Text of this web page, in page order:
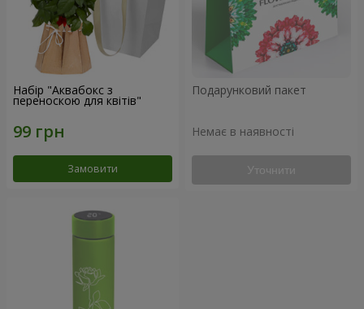
Набір "Аквабокс з
переноскою для квітів"
Замовити
Подарунковий пакет
Немає в наявності
Уточнити